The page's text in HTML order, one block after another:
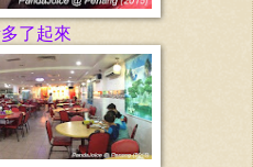
了起來